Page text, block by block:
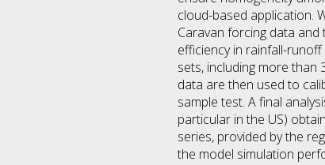
cloud-based application.
Caravan forcing data
efficiency in rainfall-
sets, including more than
data are then used to
sample test. A final
particular in the US)
series, provided by the
the model simulation